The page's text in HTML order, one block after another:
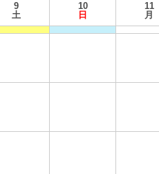
9
土
10
日
11
月